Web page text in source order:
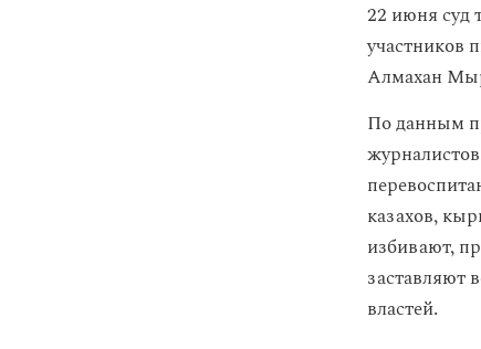
22 июня суд
участников
Алмахан
По данным
казахов,
избивают,
заставляют
властей.